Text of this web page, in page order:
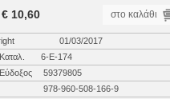
€ 10,60 στο καλάθι
01/03/2017
6-Ε-174
59379805
978-960-508-166-9